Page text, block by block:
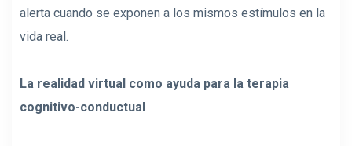
alerta cuando se exponen a los mismos estímulos en la
vida real.
La realidad virtual como ayuda para la terapia
cognitivo-conductual